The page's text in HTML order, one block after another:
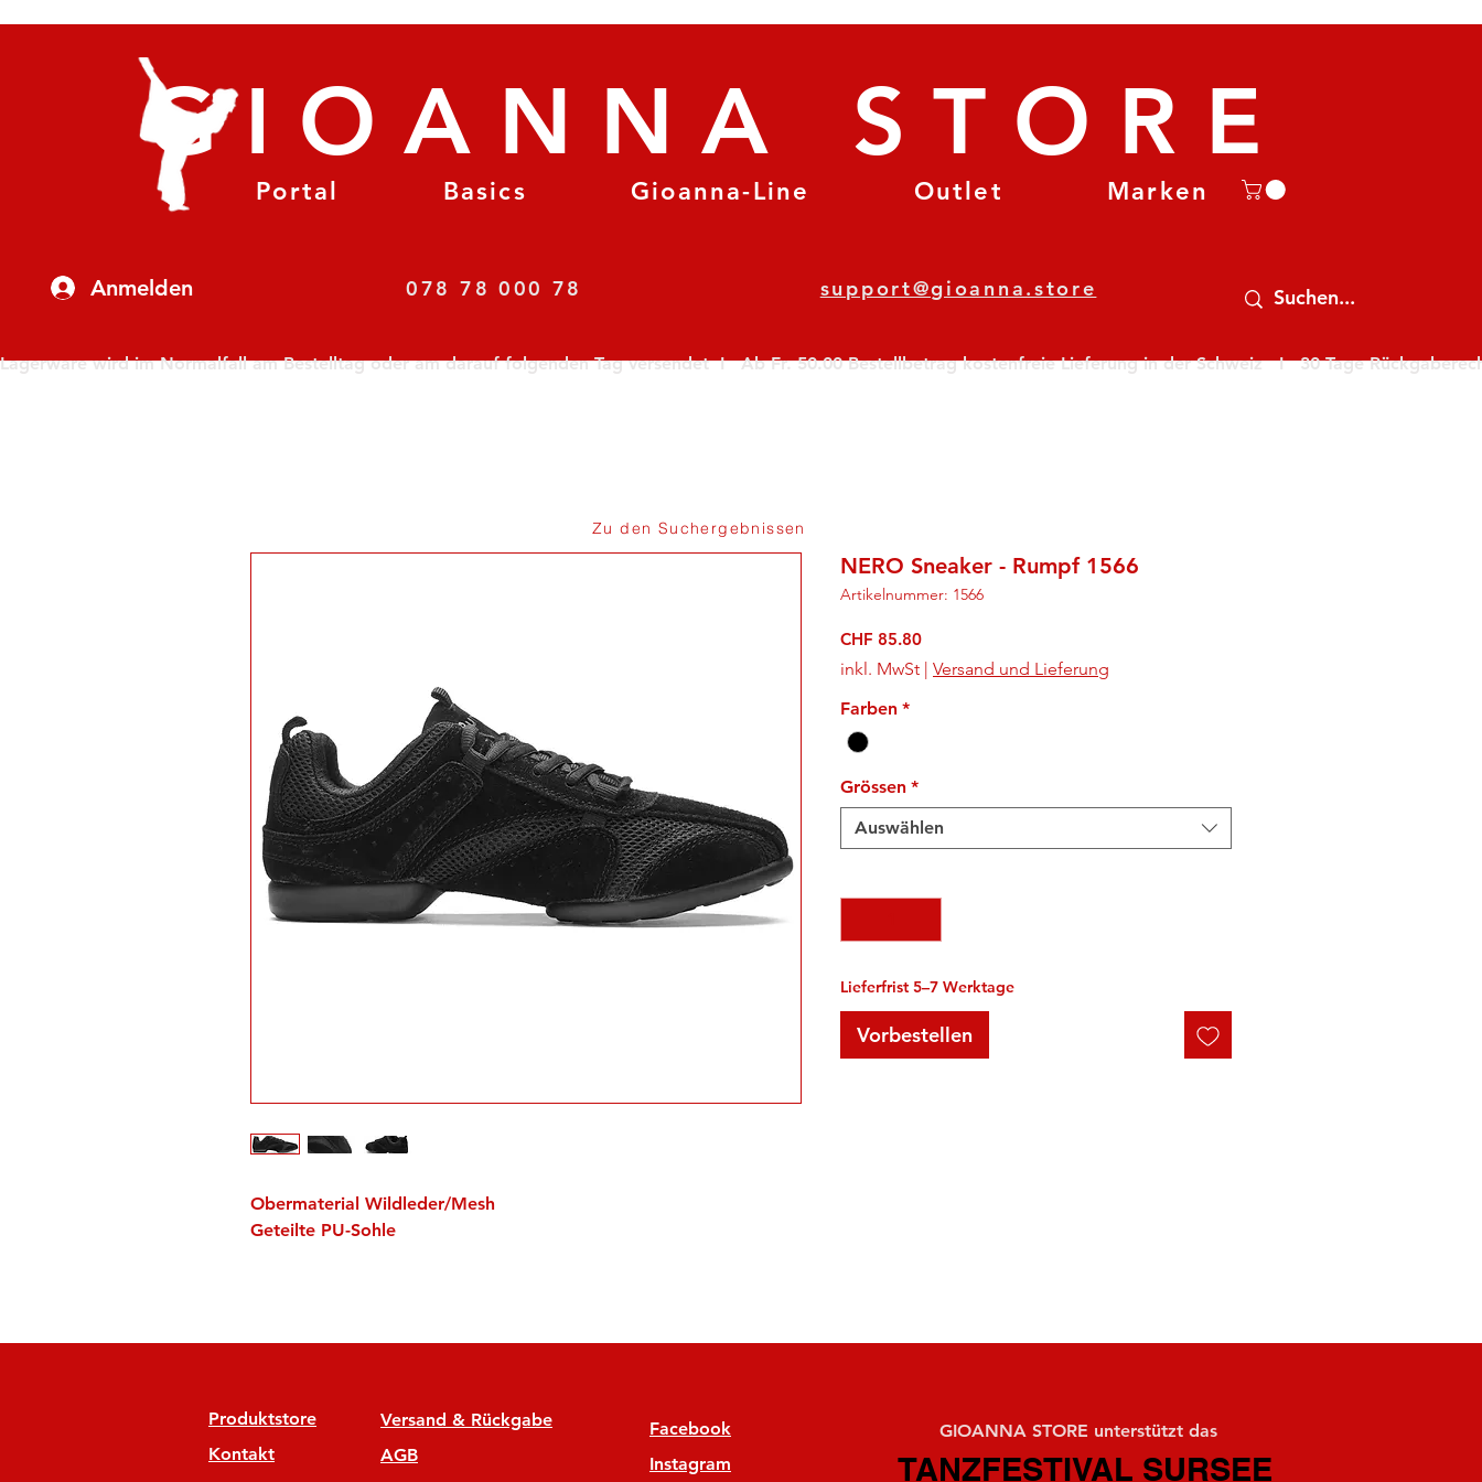
Anmelden
Portal Basics Gioanna-Line Outlet Marken
GIOANNA STORE
078 78 000 78 support@gioanna.store
Lagerware wird im Normalfall am Bestelltag oder am darauf folgenden Tag versendet  I   Ab Fr. 50.00 Bestellbetrag kostenfreie Lieferung in der Schweiz   I   30 Tage
Obermaterial Wildleder/Mesh
Geteilte PU-Sohle
NERO Sneaker - Rumpf 1566
Artikelnummer: 1566
CHF 85.80Preis
inkl. MwSt | Versand und Lieferung
Farben *
Grössen *
Auswählen
Lieferfrist 5–7 Werktage
Vorbestellen
Zu den Suchergebnissen
Produktstore
Kontakt
Versand & Rückgabe
AGB
Facebook
Instagram
GIOANNA STORE unterstützt das
TANZFESTIVAL SURSEE
TANZFESTIVAL SURSEE